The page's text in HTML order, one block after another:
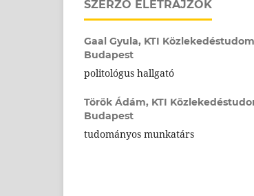
SZERZŐ ÉLETRAJZOK
Gaal Gyula, KTI
Budapest
politológus hallgató
Török Ádám, KTI
Budapest
tudományos munkatárs